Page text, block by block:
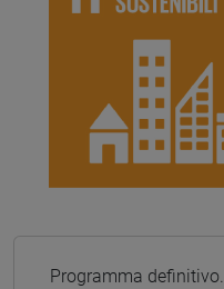
Programma definitivo.